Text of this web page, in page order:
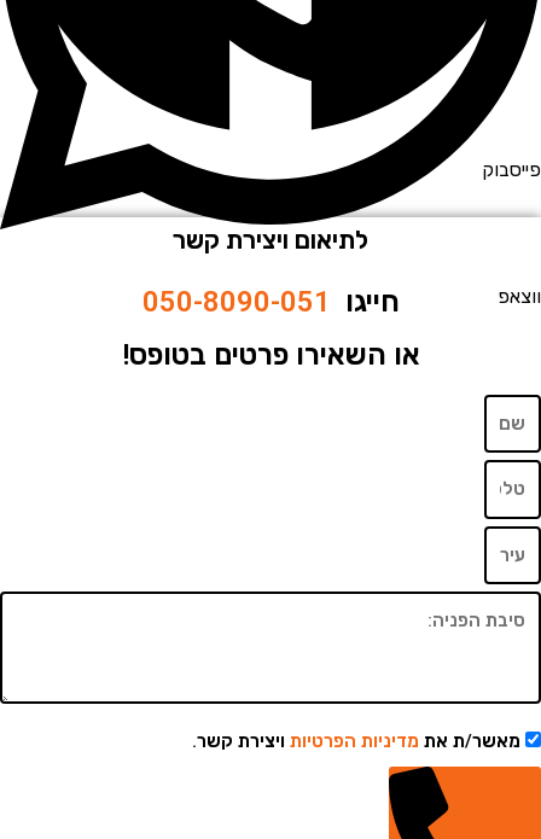
לתיאום ויצירת קשר
חייגו050-8090-051
או השאירו פרטים בטופס!
ת אתמדיניות הפרטיותויצירת קשר.